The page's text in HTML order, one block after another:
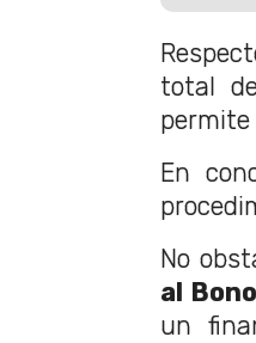
total
En
No
al
un